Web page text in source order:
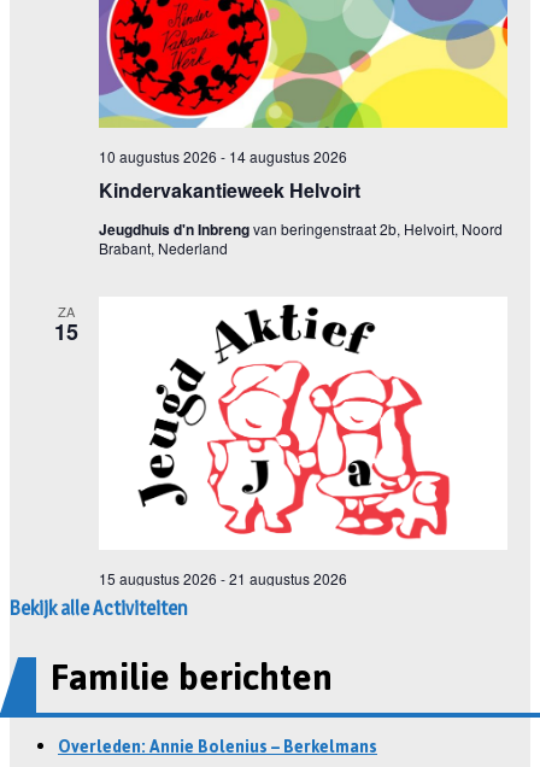
Bekijk alle Activiteiten
Familie berichten
Overleden: Annie Bolenius – Berkelmans